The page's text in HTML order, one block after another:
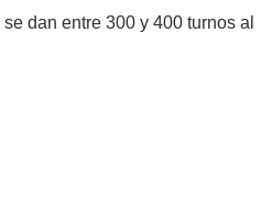
dan entre 300 y 400 turnos al